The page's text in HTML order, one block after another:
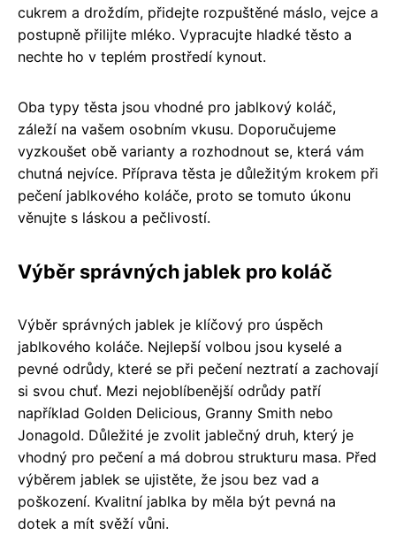
cukrem a droždím, přidejte rozpuštěné máslo, vejce a
postupně přilijte mléko. Vypracujte hladké těsto a
nechte ho v teplém prostředí kynout.
Oba typy těsta jsou vhodné pro jablkový koláč,
záleží na vašem osobním vkusu. Doporučujeme
vyzkoušet obě varianty a rozhodnout se, která vám
chutná nejvíce. Příprava těsta je důležitým krokem při
pečení jablkového koláče, proto se tomuto úkonu
věnujte s láskou a pečlivostí.
Výběr správných jablek pro koláč
Výběr správných jablek je klíčový pro úspěch
jablkového koláče. Nejlepší volbou jsou kyselé a
pevné odrůdy, které se při pečení neztratí a zachovají
si svou chuť. Mezi nejoblíbenější odrůdy patří
například Golden Delicious, Granny Smith nebo
Jonagold. Důležité je zvolit jablečný druh, který je
vhodný pro pečení a má dobrou strukturu masa. Před
výběrem jablek se ujistěte, že jsou bez vad a
poškození. Kvalitní jablka by měla být pevná na
dotek a mít svěží vůni.